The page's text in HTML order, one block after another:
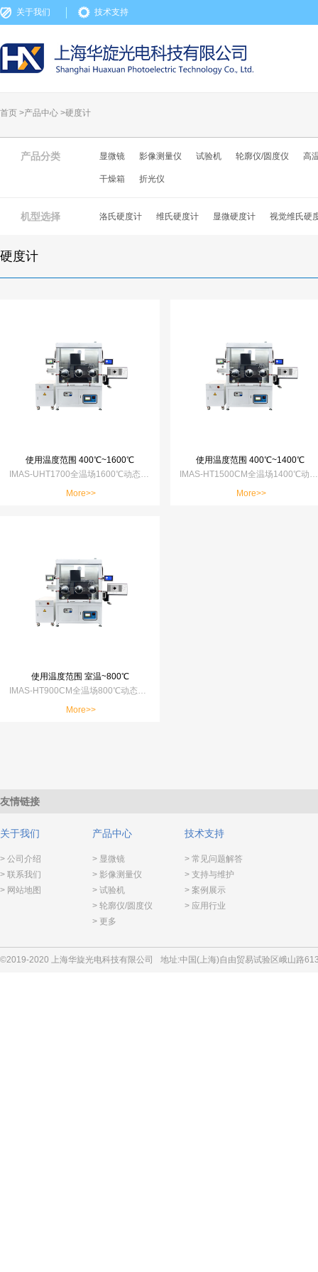
关于我们 技术支持
首页 >产品中心 >硬度计
产品分类 显微镜 影像测量仪 试验机 轮廓仪/圆度仪 高
干燥箱 折光仪
机型选择 洛氏硬度计 维氏硬度计 显微硬度计 视觉维氏硬
硬度计
使用温度范围 400℃~1600℃
IMAS-UHT1700全温场1600℃动态表征超高温压痕仪
More>>
使用温度范围 400℃~1400℃
IMAS-HT1500CM全温场1400℃动态表征高温压痕仪
More>>
使用温度范围 室温~800℃
IMAS-HT900CM全温场800℃动态表征高温压痕仪
More>>
友情链接
关于我们
> 公司介绍
> 联系我们
> 网站地图
产品中心
> 显微镜
> 影像测量仪
> 试验机
> 轮廓仪/圆度仪
> 更多
技术支持
> 常见问题解答
> 支持与维护
> 案例展示
> 应用行业
©2019-2020 上海华旋光电科技有限公司 地址:中国(上海)自由贸易试验区峨山路